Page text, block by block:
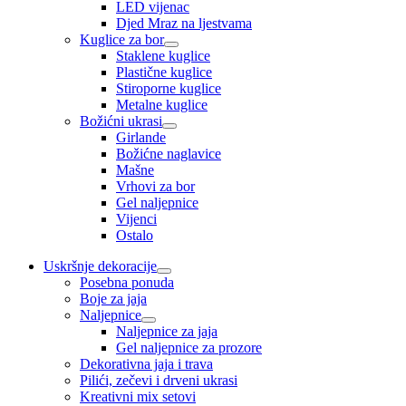
LED vijenac
Djed Mraz na ljestvama
Kuglice za bor
Staklene kuglice
Plastične kuglice
Stiroporne kuglice
Metalne kuglice
Božićni ukrasi
Girlande
Božićne naglavice
Mašne
Vrhovi za bor
Gel naljepnice
Vijenci
Ostalo
Uskršnje dekoracije
Posebna ponuda
Boje za jaja
Naljepnice
Naljepnice za jaja
Gel naljepnice za prozore
Dekorativna jaja i trava
Pilići, zečevi i drveni ukrasi
Kreativni mix setovi